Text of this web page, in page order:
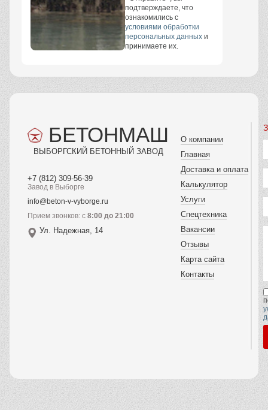
подтверждаете, что
ознакомились с
условиями обработки
персональных данных и
принимаете их.
БЕТОНМАШ
ВЫБОРГСКИЙ БЕТОННЫЙ ЗАВОД
+7 (812) 309-56-39
Завод в Выборге
info@beton-v-vyborge.ru
Прием звонков: с 8:00 до 21:00
Ул. Надежная, 14
О компании
Главная
Доставка и оплата
Калькулятор
Услуги
Спецтехника
Вакансии
Отзывы
Карта сайта
Контакты